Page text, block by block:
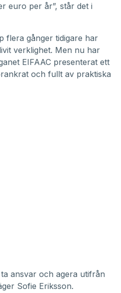
euro per år”, står det i
flera gånger tidigare har
verklighet. Men nu har
EIFAAC presenterat ett
och fullt av praktiska
ansvar och agera utifrån
Sofie Eriksson.